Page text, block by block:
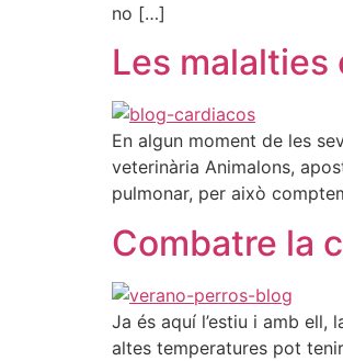
no […]
Les
En algun moment de les
veterinària Animalons,
pulmonar, per això
Combatre la
Ja és aquí l’estiu i amb
altes temperatures pot